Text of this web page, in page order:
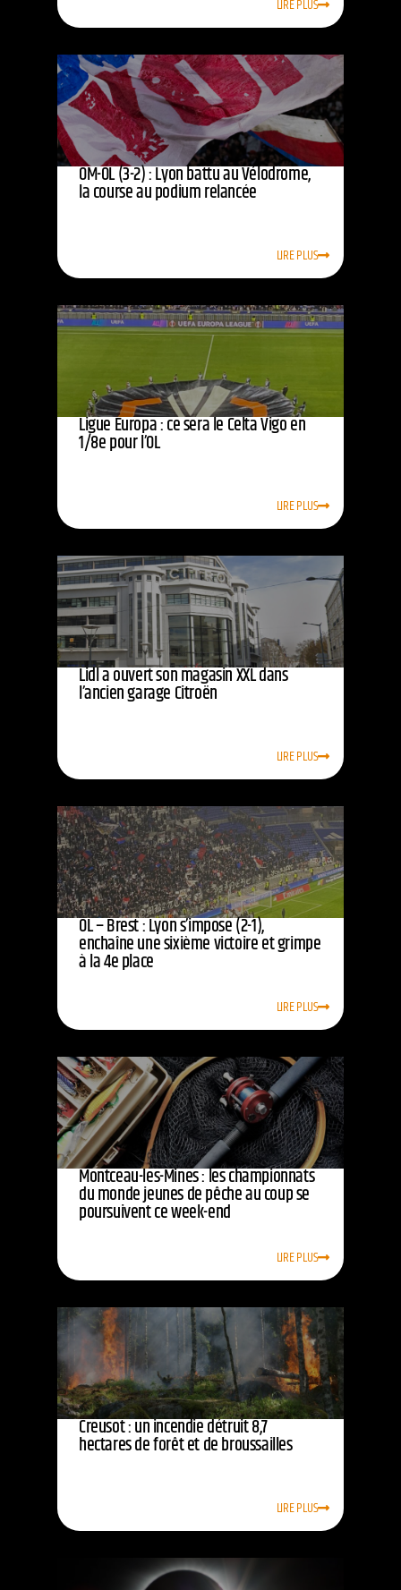
LIRE PLUS
OM-OL (3-2) : Lyon battu au Vélodrome,
la course au podium relancée
LIRE PLUS
Ligue Europa : ce sera le Celta Vigo en
1/8e pour l’OL
LIRE PLUS
Lidl a ouvert son magasin XXL dans
l’ancien garage Citroën
LIRE PLUS
OL – Brest : Lyon s’impose (2-1),
enchaîne une sixième victoire et grimpe
à la 4e place
LIRE PLUS
Montceau-les-Mines : les championnats
du monde jeunes de pêche au coup se
poursuivent ce week-end
LIRE PLUS
Creusot : un incendie détruit 8,7
hectares de forêt et de broussailles
LIRE PLUS